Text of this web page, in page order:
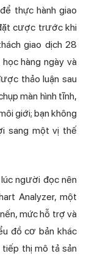
thực hành giao
cược trước khi
giao dịch 28
hàng ngày và
thảo luận sau
màn hình tĩnh,
giới; bạn không
sang một vị thế
người đọc nên
Analyzer, một
mức hỗ trợ và
đồ cơ bản khác
tiếp thị mô tả sản